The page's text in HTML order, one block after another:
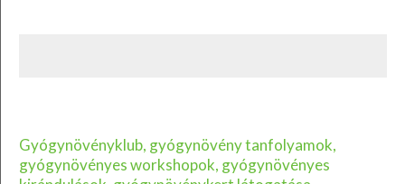
Gyógynövényklub, gyógynövény tanfolyamok,
gyógynövényes workshopok, gyógynövényes